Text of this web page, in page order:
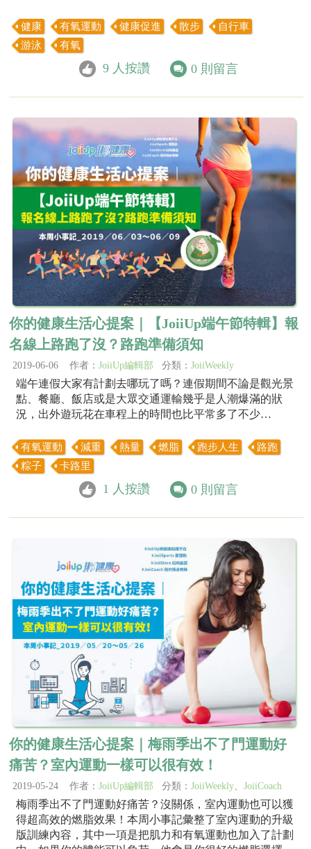
健康 有氧運動 健康促進 散步
自行車
游泳
有氧
9 人按讚 0 則留言
你的健康生活心提案｜【JoiiUp端午節特輯】報
名線上路跑了沒？路跑準備須知
2019-06-06 作者： JoiiUp編輯部 分類： JoiiWeekly
端午連假大家有計劃去哪玩了嗎？連假期間不論是觀光景
點、餐廳、飯店或是大眾交通運輸幾乎是人潮爆滿的狀
況，出外遊玩花在車程上的時間也比平常多了不少…
有氧運動 減重 熱量 燃脂 跑步人生
路跑
粽子
卡路里
1 人按讚 0 則留言
你的健康生活心提案｜梅雨季出不了門運動好
痛苦？室內運動一樣可以很有效！
2019-05-24 作者： JoiiUp編輯部 分類： JoiiWeekly JoiiCoach
梅雨季出不了門運動好痛苦？沒關係，室內運動也可以獲
得超高效的燃脂效果！本周小事記彙整了室內運動的升級
版訓練內容，其中一項是把肌力和有氧運動也加入了計劃